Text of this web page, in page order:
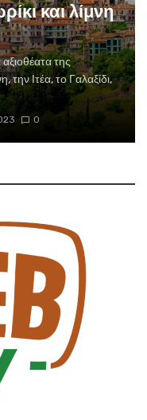
και λίμνη
της
την Ιτέα, το Γαλαξίδι,
0